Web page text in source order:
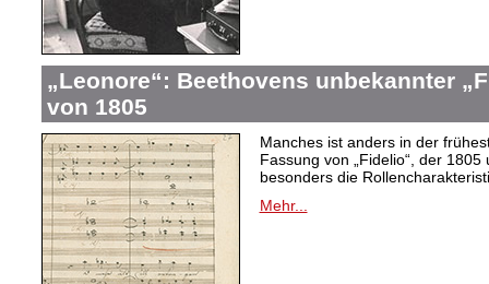
„Leonore“: Beethovens unbekannter
von 1805
Manches ist anders in der
Fassung von „Fidelio“, der 1805
besonders die
Mehr...